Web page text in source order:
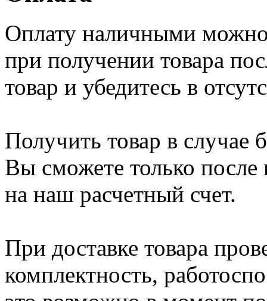
Оплату наличными можно
при получении товара
товар и убедитесь в
Получить товар в случае
Вы сможете только
на наш расчетный счет.
При доставке товара
комплектность,